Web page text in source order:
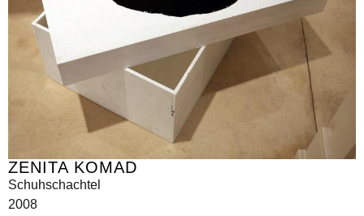
ZENITA KOMAD
Schuhschachtel
2008